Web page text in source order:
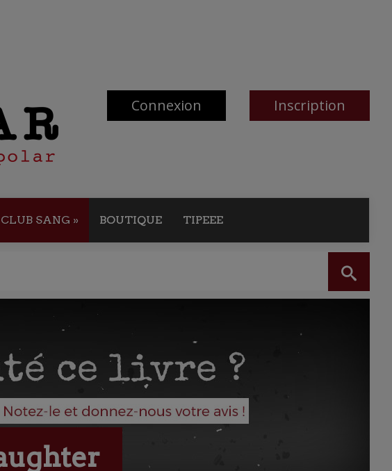
Connexion Inscription
CLUB SANG » BOUTIQUE TIPEEE